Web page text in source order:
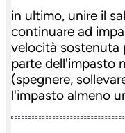
in ultimo, unire il
continuare ad
velocità sostenuta
parte dell'impasto
(spegnere,
l'impasto almeno